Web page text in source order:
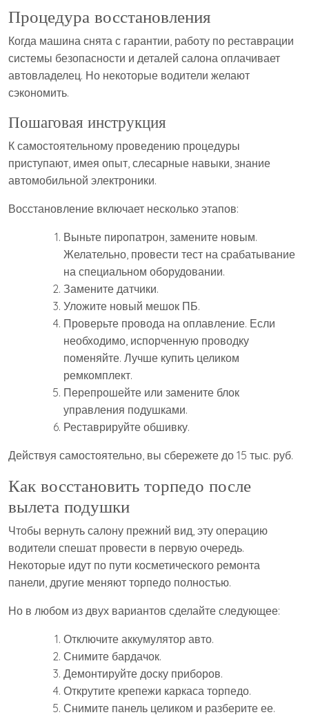
Процедура восстановления
Когда машина снята с гарантии, работу по реставрации
системы безопасности и деталей салона оплачивает
автовладелец. Но некоторые водители желают
сэкономить.
Пошаговая инструкция
К самостоятельному проведению процедуры
приступают, имея опыт, слесарные навыки, знание
автомобильной электроники.
Восстановление включает несколько этапов:
Выньте пиропатрон, замените новым.
Желательно, провести тест на срабатывание
на специальном оборудовании.
Замените датчики.
Уложите новый мешок ПБ.
Проверьте провода на оплавление. Если
необходимо, испорченную проводку
поменяйте. Лучше купить целиком
ремкомплект.
Перепрошейте или замените блок
управления подушками.
Реставрируйте обшивку.
Действуя самостоятельно, вы сбережете до 15 тыс. руб.
Как восстановить торпедо после
вылета подушки
Чтобы вернуть салону прежний вид, эту операцию
водители спешат провести в первую очередь.
Некоторые идут по пути косметического ремонта
панели, другие меняют торпедо полностью.
Но в любом из двух вариантов сделайте следующее:
Отключите аккумулятор авто.
Снимите бардачок.
Демонтируйте доску приборов.
Открутите крепежи каркаса торпедо.
Снимите панель целиком и разберите ее.